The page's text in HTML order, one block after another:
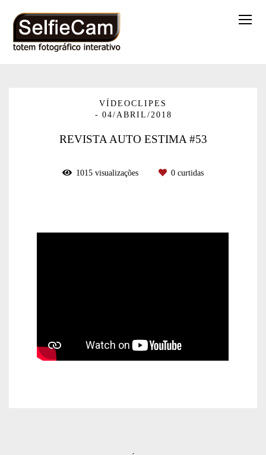
VÍDEOCLIPES
04/ABRIL/2018
REVISTA AUTO ESTIMA #53
1015 visualizações 0 curtidas